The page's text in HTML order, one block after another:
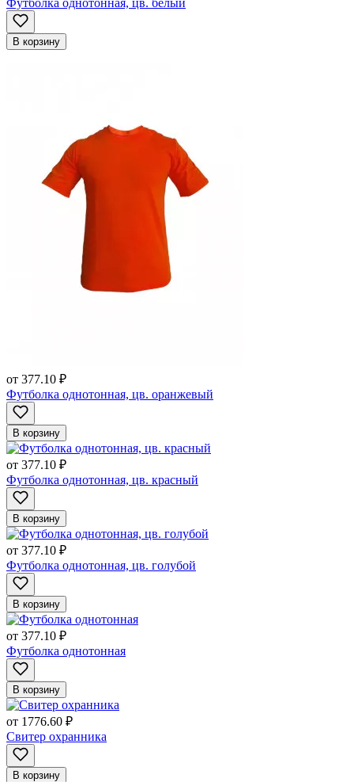
В корзину
от 377.10 ₽
Футболка однотонная, цв. оранжевый
В корзину
от 377.10 ₽
Футболка однотонная, цв. красный
В корзину
от 377.10 ₽
Футболка однотонная, цв. голубой
В корзину
от 377.10 ₽
Футболка однотонная
В корзину
от 1776.60 ₽
Свитер охранника
В корзину